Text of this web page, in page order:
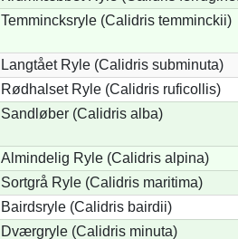
Temmincksryle (Calidris temminckii)
Langtået Ryle (Calidris subminuta)
Rødhalset Ryle (Calidris ruficollis)
Sandløber (Calidris alba)
Almindelig Ryle (Calidris alpina)
Sortgrå Ryle (Calidris maritima)
Bairdsryle (Calidris bairdii)
Dværgryle (Calidris minuta)